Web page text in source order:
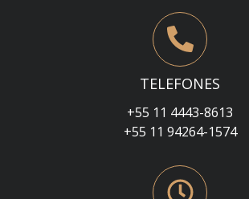
TELEFONES
+55 11 4443-8613
+55 11 94264-1574